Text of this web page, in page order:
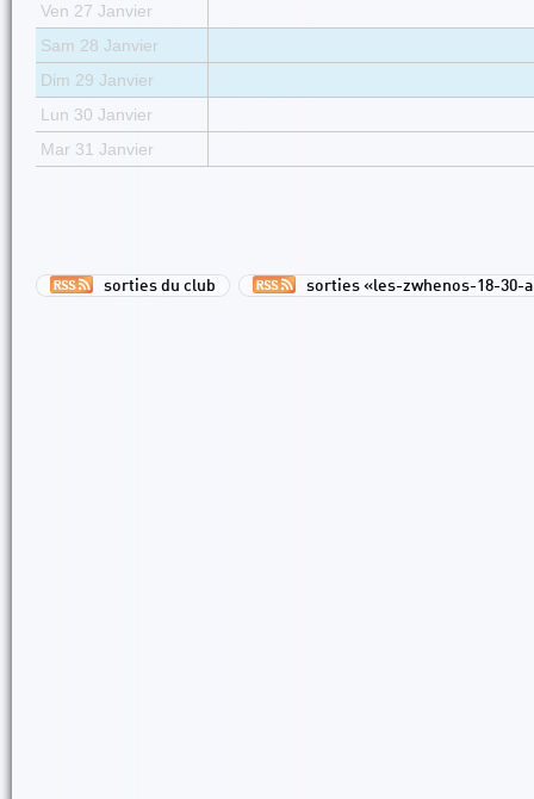
Ven 27 Janvier
Sam 28 Janvier
Dim 29 Janvier
Lun 30 Janvier
Mar 31 Janvier
sorties du club sorties «les-zwhenos-18-30-